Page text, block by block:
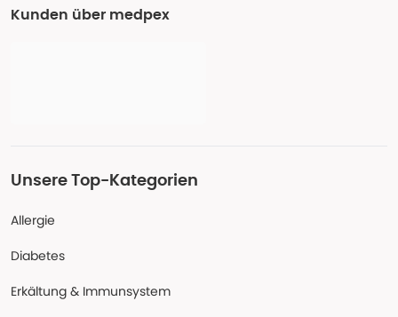
Kunden über medpex
Unsere Top-Kategorien
Allergie
Diabetes
Erkältung & Immunsystem